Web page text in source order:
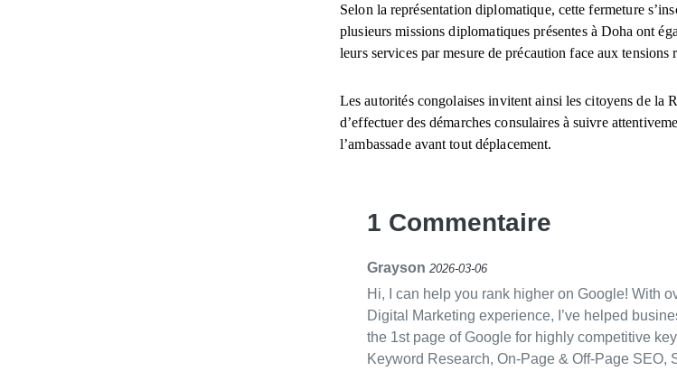
Selon la représentation diplomatique, cette fermeture
plusieurs missions diplomatiques présentes à Doha ont
leurs services par mesure de précaution face aux tensions
Les autorités congolaises invitent ainsi les citoyens de la
d’effectuer des démarches consulaires à suivre
l’ambassade avant tout déplacement.
1 Commentaire
Grayson 2026-03-06
Hi, I can help you rank higher on Google! With
Digital Marketing experience, I’ve helped
the 1st page of Google for highly competitive
Keyword Research, On-Page & Off-Page SEO,